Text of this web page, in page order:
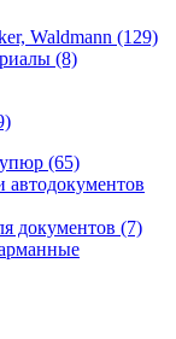
Waldmann (129)
(8)
(65)
автодокументов
документов (7)